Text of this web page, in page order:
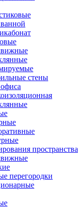
стены
пространства
перегородки